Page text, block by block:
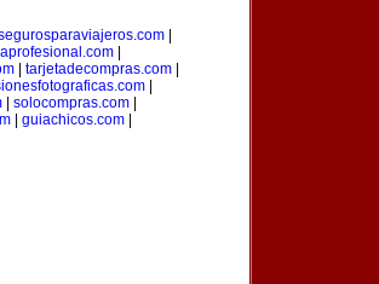
|
| tarjetadecompras.com|
|
solocompras.com
guiachicos.com